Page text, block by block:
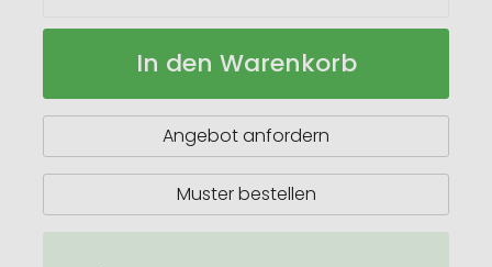
Sullivan
RCS-
Isolierflasche
recyceltem
Auf
In den Warenkorb
Angebot anfordern
Muster bestellen